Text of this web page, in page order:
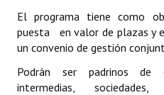
Carta Orgánica 2007
Reglamento Interno
Digesto
El programa tiene como
puesta en valor de plazas y
un convenio de gestión
Podrán ser padrinos de
intermedias, sociedades,